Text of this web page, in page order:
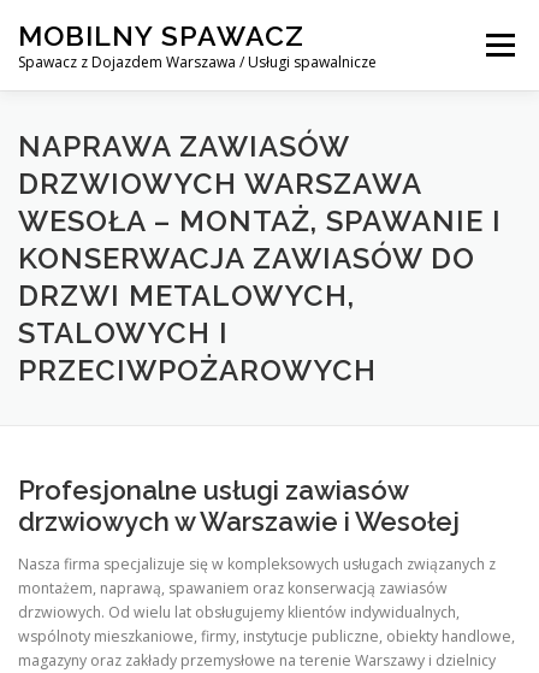
content
MOBILNY SPAWACZ
Spawacz z Dojazdem Warszawa / Usługi spawalnicze
Menu
MOBILNY SPAWACZ WARSZAWA
KONTAKT
NAPRAWA ZAWIASÓW
DRZWIOWYCH WARSZAWA
WESOŁA – MONTAŻ, SPAWANIE I
KONSERWACJA ZAWIASÓW DO
DRZWI METALOWYCH,
STALOWYCH I
PRZECIWPOŻAROWYCH
Profesjonalne usługi zawiasów
drzwiowych w Warszawie i Wesołej
Nasza firma specjalizuje się w kompleksowych usługach związanych z
montażem, naprawą, spawaniem oraz konserwacją zawiasów
drzwiowych. Od wielu lat obsługujemy klientów indywidualnych,
wspólnoty mieszkaniowe, firmy, instytucje publiczne, obiekty handlowe,
magazyny oraz zakłady przemysłowe na terenie Warszawy i dzielnicy